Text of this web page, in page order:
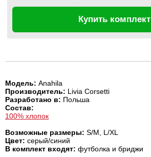
Купить комплект
Модель: Anahila
Производитель: Livia Corsetti
Разработано в: Польша
Состав:
100% хлопок
Возможные размеры: S/M, L/XL
Цвет: серый/синий
В комплект входят: футболка и бриджи